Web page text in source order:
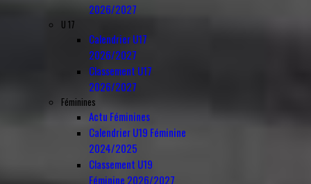
2026/2027
U 17
Calendrier U17
2026/2027
Classement U17
2026/2027
Féminines
Actu Féminines
Calendrier U19 Féminine
2024/2025
Classement U19
Féminine 2026/2027